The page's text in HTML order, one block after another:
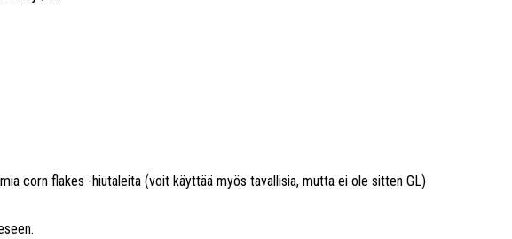
corn flakes -hiutaleita (voit käyttää myös tavallisia, mutta ei ole sitten GL)